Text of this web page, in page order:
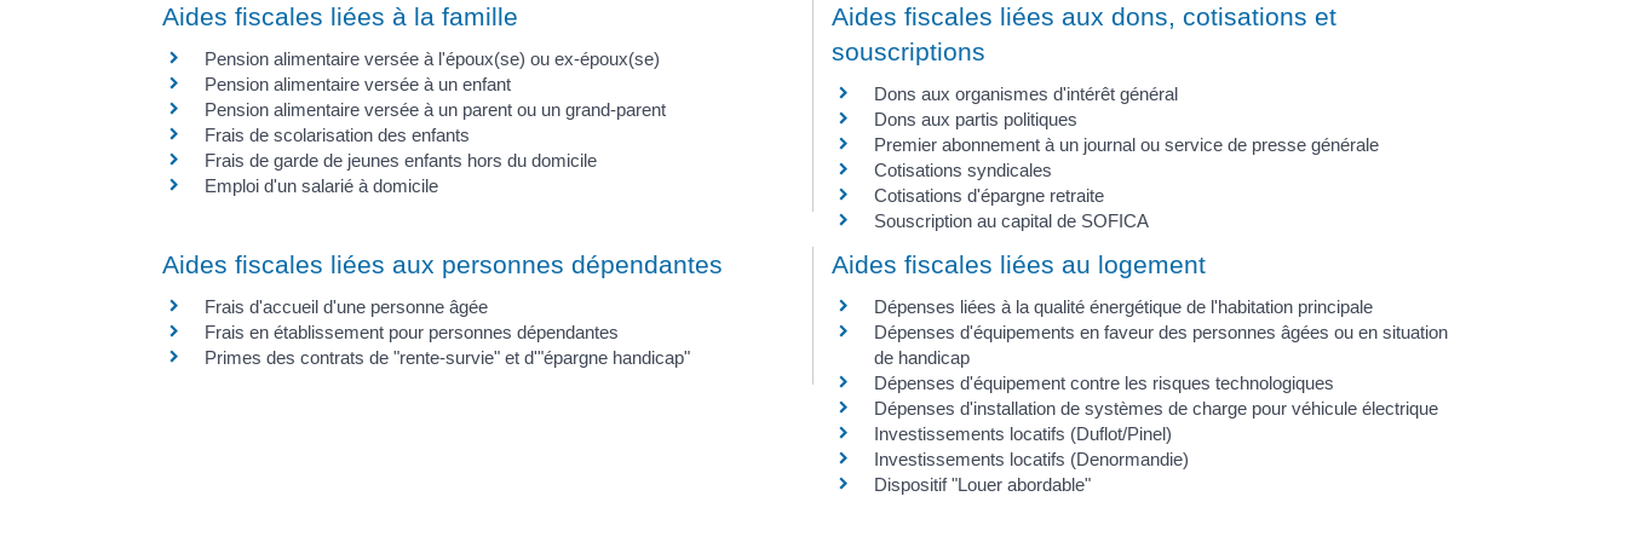
Aides fiscales liées à la famille
Pension alimentaire versée à l'époux(se) ou ex-époux(se)
Pension alimentaire versée à un enfant
Pension alimentaire versée à un parent ou un grand-parent
Frais de scolarisation des enfants
Frais de garde de jeunes enfants hors du domicile
Emploi d'un salarié à domicile
Aides fiscales liées aux dons, cotisations et
souscriptions
Dons aux organismes d'intérêt général
Dons aux partis politiques
Premier abonnement à un journal ou service de presse générale
Cotisations syndicales
Cotisations d'épargne retraite
Souscription au capital de SOFICA
Aides fiscales liées aux personnes dépendantes
Frais d'accueil d'une personne âgée
Frais en établissement pour personnes dépendantes
Primes des contrats de "rente-survie" et d'"épargne handicap"
Aides fiscales liées au logement
Dépenses liées à la qualité énergétique de l'habitation principale
Dépenses d'équipements en faveur des personnes âgées ou en situation
de handicap
Dépenses d'équipement contre les risques technologiques
Dépenses d'installation de systèmes de charge pour véhicule électrique
Investissements locatifs (Duflot/Pinel)
Investissements locatifs (Denormandie)
Dispositif "Louer abordable"